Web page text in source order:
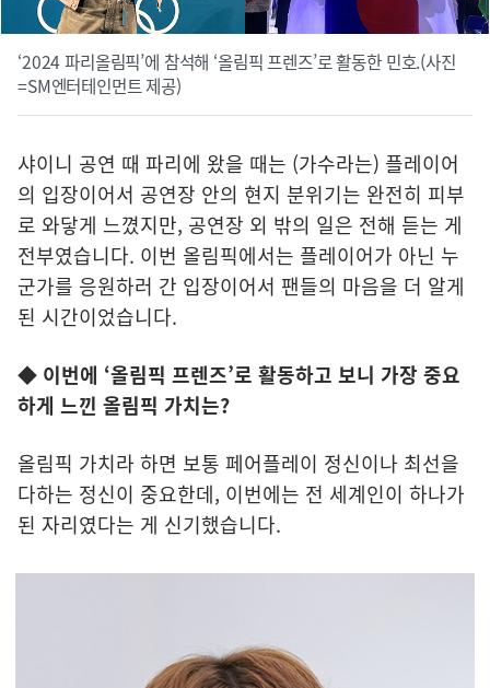
‘2024 파리올림픽’에 참석해 ‘올림픽 프렌즈’로 활동한 민호.(사진
=SM엔터테인먼트 제공)
샤이니 공연 때 파리에 왔을 때는 (가수라는) 플레이어
의 입장이어서 공연장 안의 현지 분위기는 완전히 피부
로 와닿게 느꼈지만, 공연장 외 밖의 일은 전해 듣는 게
전부였습니다. 이번 올림픽에서는 플레이어가 아닌 누
군가를 응원하러 간 입장이어서 팬들의 마음을 더 알게
된 시간이었습니다.
◆ 이번에 ‘올림픽 프렌즈’로 활동하고 보니 가장 중요
하게 느낀 올림픽 가치는?
올림픽 가치라 하면 보통 페어플레이 정신이나 최선을
다하는 정신이 중요한데, 이번에는 전 세계인이 하나가
된 자리였다는 게 신기했습니다.